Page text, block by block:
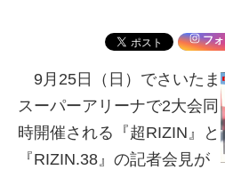
フ
9月25日（日）でさいたま
スーパーアリーナで2大会同
時開催される『超RIZIN』と
『RIZIN.38』の記者会見が